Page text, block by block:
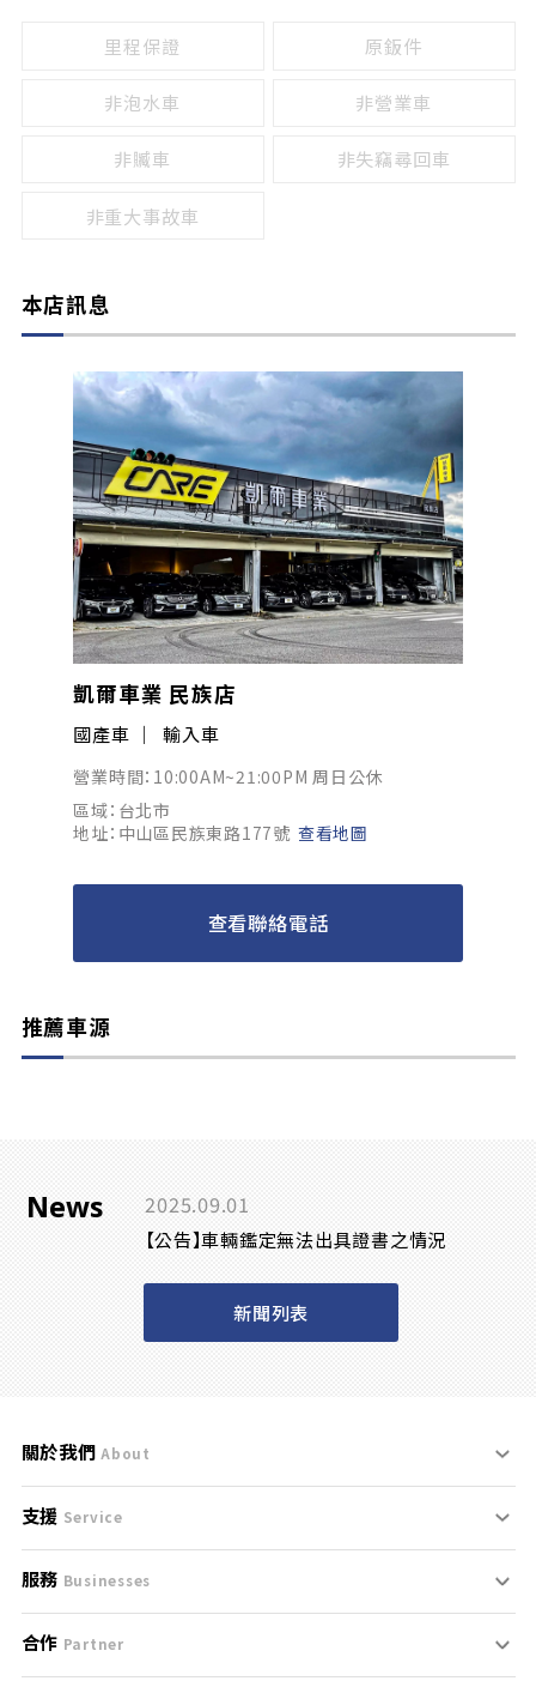
里程保證 原鈑件
非泡水車 非營業車
非贓車 非失竊尋回車
非重大事故車
本店訊息
凱爾車業 民族店
國產車 輸入車
營業時間：10:00AM~21:00PM 周日公休
區域：台北市
地址：中山區民族東路177號 查看地圖
查看聯絡電話
推薦車源
News 2025.09.01
【公告】車輛鑑定無法出具證書之情況
新聞列表
關於我們 About
刊登規範
服務條款
免責聲明
支援 Service
支援中心
聯絡我們
服務 Businesses
什麼是Goo鑑定？
合作 Partner